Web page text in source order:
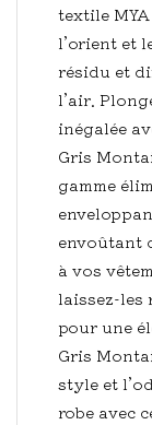
textile
l’orient et
résidu et
l’air.
inégalée
Gris
gamme
envoûtant
à vos
laissez-les
pour une
Gris
style et
robe avec